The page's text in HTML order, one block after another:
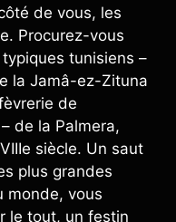
de vous, les
Procurez-vous
tunisiens –
la Jamâ-ez-Zituna
de
de la Palmera,
siècle. Un saut
plus grandes
monde, vous
le tout, un festin